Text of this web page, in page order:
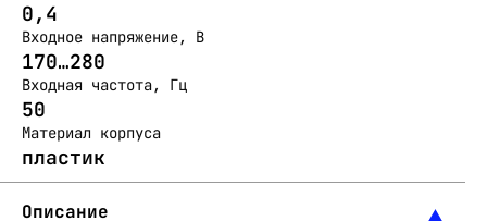
0,4
Входное напряжение, В
170…280
Входная частота, Гц
50
Материал корпуса
пластик
Описание